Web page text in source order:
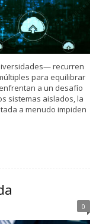
recurren
para equilibrar
a un desafío
sistemas aislados, la
a menudo impiden
0